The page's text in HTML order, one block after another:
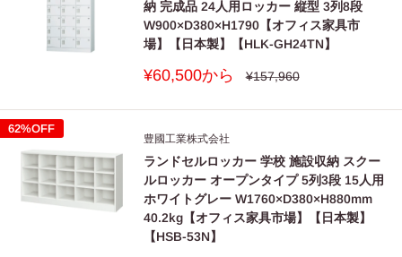
納 完成品 24人用ロッカー 縦型 3列8段
W900×D380×H1790【オフィス家具市
場】【日本製】【HLK-GH24TN】
販
価
¥60,500から
通
格
¥157,960
62%OFF
豊國工業株式会社
ランドセルロッカー 学校 施設収納 スクー
ルロッカー オープンタイプ 5列3段 15人用
ホワイトグレー W1760×D380×H880mm
40.2kg【オフィス家具市場】【日本製】
【HSB-53N】